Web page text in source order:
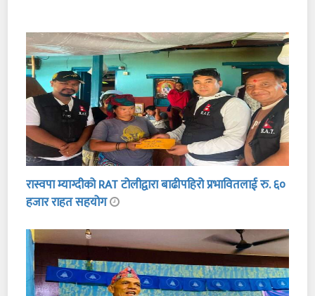
रास्वपा म्याग्दीको RAT टोलीद्वारा बाढीपहिरो प्रभावितलाई रु. ६०
हजार राहत सहयोग